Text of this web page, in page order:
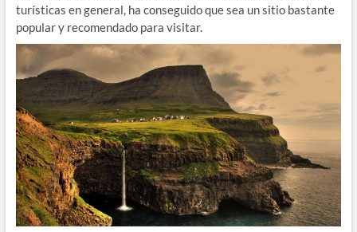
turísticas en general, ha conseguido que sea un sitio bastante
popular y recomendado para visitar.